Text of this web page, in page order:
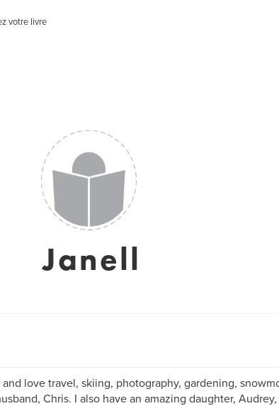
votre livre
Janell
love travel, skiing, photography, gardening,
Chris. I also have an amazing daughter,